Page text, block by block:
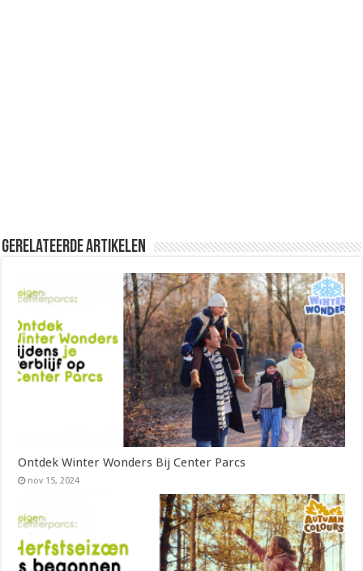
Gerelateerde Artikelen
Ontdek Winter Wonders Bij Center Parcs
nov 15, 2024